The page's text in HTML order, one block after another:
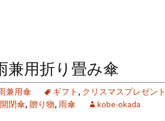
兼用折り畳み傘
兼用傘 ギフト , クリスマスプレゼント
閉傘, 贈り物, 雨傘 kobe-okada